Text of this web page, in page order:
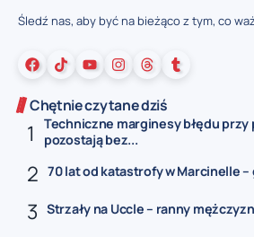
Śledź nas, aby być na bieżąco z tym, co
Chętnie czytane dziś
Techniczne marginesy błędu
pozostają bez...
70 lat od katastrofy w Marcinelle –
Strzały na Uccle – ranny